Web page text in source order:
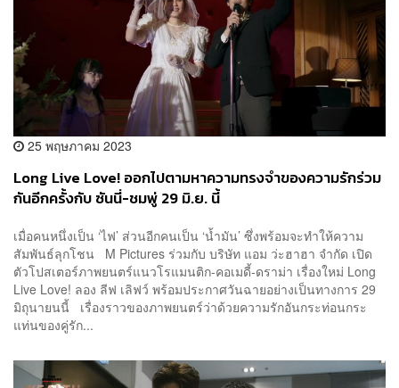
25 พฤษภาคม 2023
Long Live Love! ออกไปตามหาความทรงจำของความรักร่วม
กันอีกครั้งกับ ซันนี่-ชมพู่ 29 มิ.ย. นี้
เมื่อคนหนึ่งเป็น ‘ไฟ’ ส่วนอีกคนเป็น ‘น้ำมัน’ ซึ่งพร้อมจะทำให้ความ
สัมพันธ์ลุกโชน M Pictures ร่วมกับ บริษัท แอม ว่ะฮาฮา จำกัด เปิด
ตัวโปสเตอร์ภาพยนตร์แนวโรแมนติก-คอเมดี้-ดราม่า เรื่องใหม่ Long
Live Love! ลอง ลีฟ เลิฟว์ พร้อมประกาศวันฉายอย่างเป็นทางการ 29
มิถุนายนนี้ เรื่องราวของภาพยนตร์ว่าด้วยความรักอันกระท่อนกระ
แท่นของคู่รัก...